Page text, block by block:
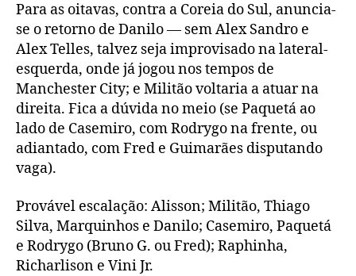
Para as oitavas, contra a Coreia do Sul, anuncia-
se o retorno de Danilo — sem Alex Sandro e
Alex Telles, talvez seja improvisado na lateral-
esquerda, onde já jogou nos tempos de
Manchester City; e Militão voltaria a atuar na
direita. Fica a dúvida no meio (se Paquetá ao
lado de Casemiro, com Rodrygo na frente, ou
adiantado, com Fred e Guimarães disputando
vaga).
Provável escalação: Alisson; Militão, Thiago
Silva, Marquinhos e Danilo; Casemiro, Paquetá
e Rodrygo (Bruno G. ou Fred); Raphinha,
Richarlison e Vini Jr.